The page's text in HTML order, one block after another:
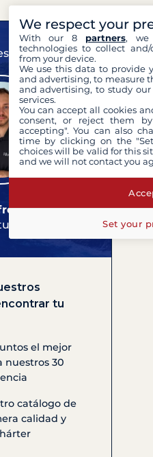
cruceros
tu
el mejor
nuestros 30
catálogo de
calidad y
We respect your
With our 8 partners, we
technologies to collect
from your device.
We use this data to provide
and advertising, to measure
and advertising, to study
services.
You can accept all cookies
consent, or reject them
accepting". You can also
time by clicking on the
choices will be valid for this
and we will not contact you
Set your